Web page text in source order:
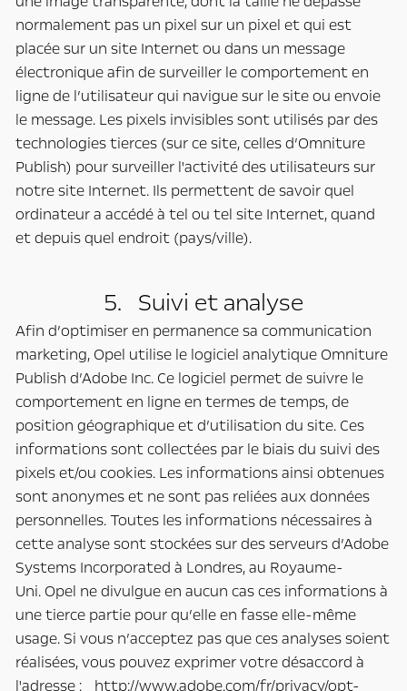
normalement pas un pixel sur un pixel et qui est
placée sur un site Internet ou dans un message
électronique afin de surveiller le comportement en
ligne de l’utilisateur qui navigue sur le site ou envoie
le message. Les pixels invisibles sont utilisés par des
technologies tierces (sur ce site, celles d’Omniture
Publish) pour surveiller l'activité des utilisateurs sur
notre site Internet. Ils permettent de savoir quel
ordinateur a accédé à tel ou tel site Internet, quand
et depuis quel endroit (pays/ville).
5. Suivi et analyse
Afin d’optimiser en permanence sa communication
marketing, Opel utilise le logiciel analytique Omniture
Publish d’Adobe Inc. Ce logiciel permet de suivre le
comportement en ligne en termes de temps, de
position géographique et d’utilisation du site. Ces
informations sont collectées par le biais du suivi des
pixels et/ou cookies. Les informations ainsi obtenues
sont anonymes et ne sont pas reliées aux données
personnelles. Toutes les informations nécessaires à
cette analyse sont stockées sur des serveurs d’Adobe
Systems Incorporated à Londres, au Royaume-
Uni. Opel ne divulgue en aucun cas ces informations à
une tierce partie pour qu’elle en fasse elle-même
usage. Si vous n’acceptez pas que ces analyses soient
réalisées, vous pouvez exprimer votre désaccord à
l'adresse :
http://www.adobe.com/fr/privacy/opt-